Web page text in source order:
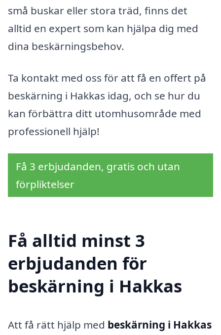
små buskar eller stora träd, finns det
alltid en expert som kan hjälpa dig med
dina beskärningsbehov.
Ta kontakt med oss för att få en offert på
beskärning i Hakkas idag, och se hur du
kan förbättra ditt utomhusområde med
professionell hjälp!
Få 3 erbjudanden, gratis och utan
förpliktelser
Få alltid minst 3
erbjudanden för
beskärning i Hakkas
Att få rätt hjälp med beskärning i Hakkas